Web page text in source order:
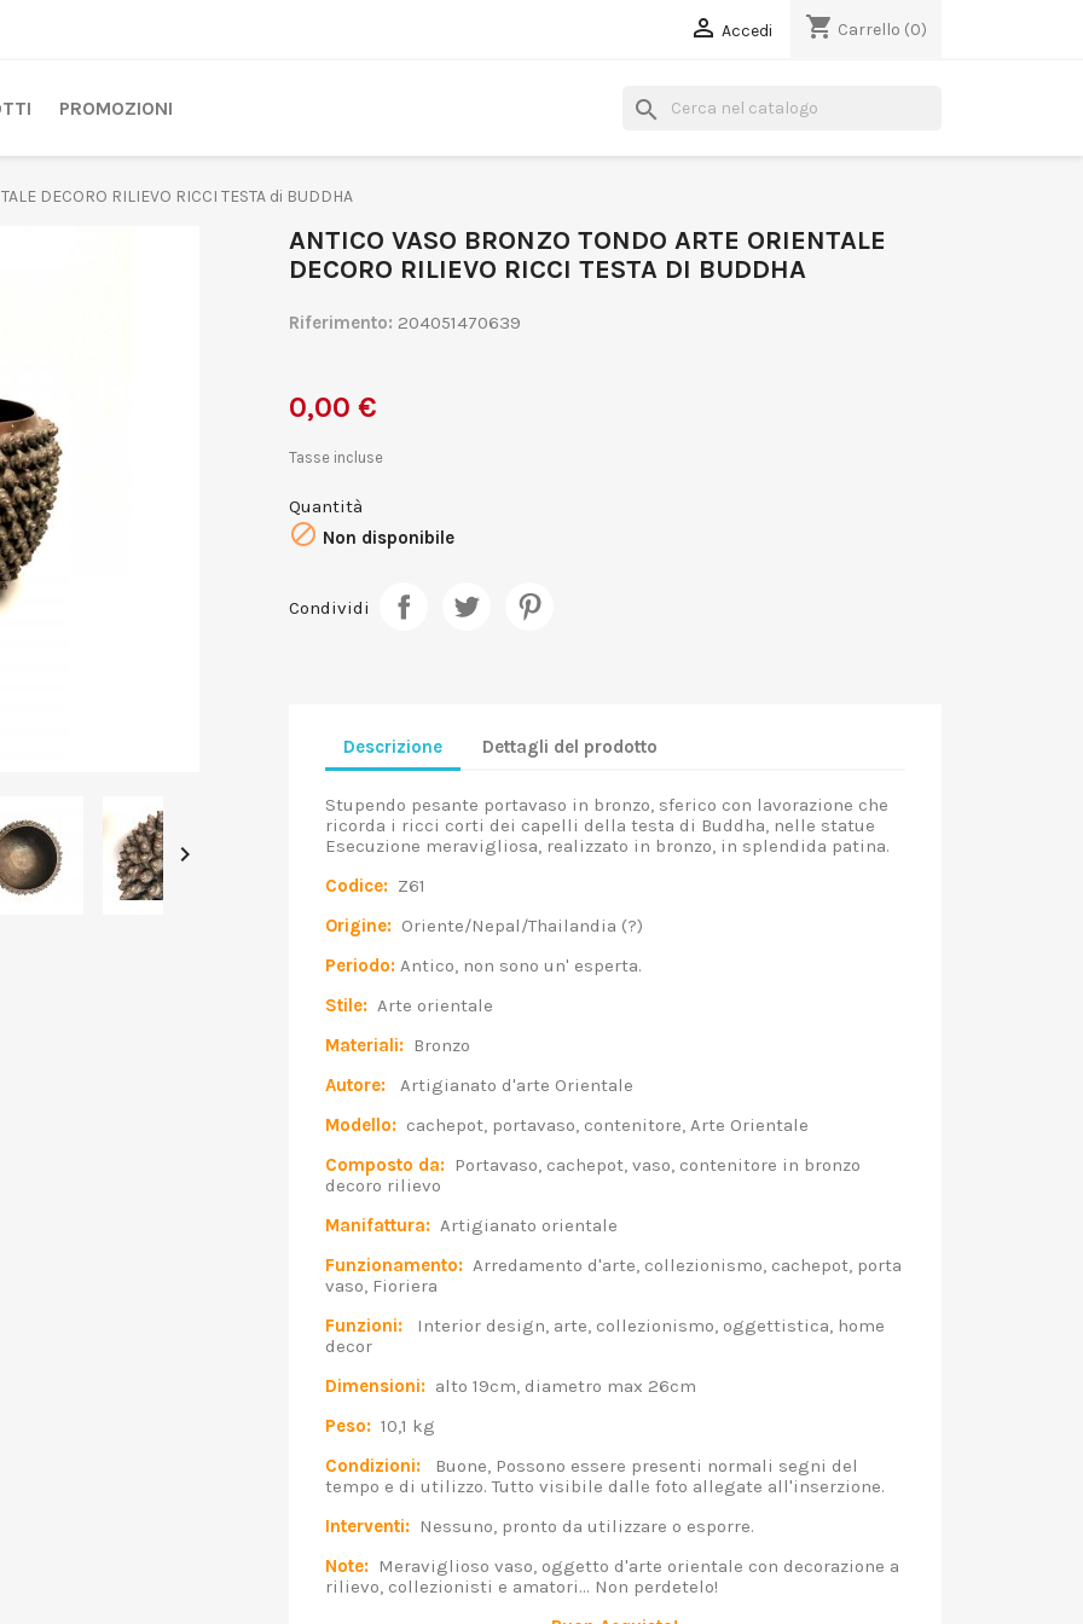
 Accedi shopping_cart Carrello (0)
PROMOZIONI search
DECORO RILIEVO RICCI TESTA di BUDDHA

ANTICO VASO BRONZO TONDO ARTE ORIENTALE
DECORO RILIEVO RICCI TESTA DI BUDDHA
Riferimento: 204051470639
0,00 €
Tasse incluse
Quantità
 Non disponibile
Condividi
Descrizione Dettagli del prodotto
Stupendo pesante portavaso in bronzo, sferico con lavorazione che
ricorda i ricci corti dei capelli della testa di Buddha, nelle statue
Esecuzione meravigliosa, realizzato in bronzo, in splendida patina.
Codice: Z61
Origine: Oriente/Nepal/Thailandia (?)
Periodo: Antico, non sono un' esperta.
Stile: Arte orientale
Materiali: Bronzo
Autore: Artigianato d'arte Orientale
Modello: cachepot, portavaso, contenitore, Arte Orientale
Composto da: Portavaso, cachepot, vaso, contenitore in bronzo
decoro rilievo
Manifattura: Artigianato orientale
Funzionamento: Arredamento d'arte, collezionismo, cachepot, porta
vaso, Fioriera
Funzioni: Interior design, arte, collezionismo, oggettistica, home
decor
Dimensioni: alto 19cm, diametro max 26cm
Peso: 10,1 kg
Condizioni: Buone, Possono essere presenti normali segni del
tempo e di utilizzo. Tutto visibile dalle foto allegate all'inserzione.
Interventi: Nessuno, pronto da utilizzare o esporre.
Note: Meraviglioso vaso, oggetto d'arte orientale con decorazione a
rilievo, collezionisti e amatori... Non perdetelo!